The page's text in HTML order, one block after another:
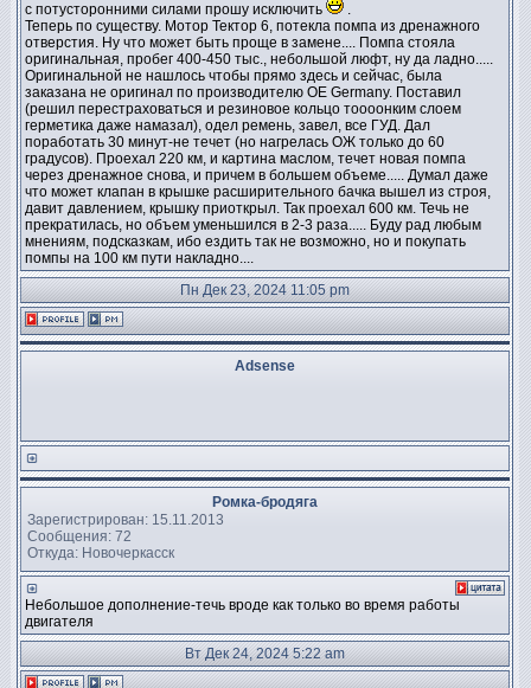
с потусторонними силами прошу исключить
.
Теперь по существу. Мотор Тектор 6, потекла помпа из дренажного
отверстия. Ну что может быть проще в замене.... Помпа стояла
оригинальная, пробег 400-450 тыс., небольшой люфт, ну да ладно.....
Оригинальной не нашлось чтобы прямо здесь и сейчас, была
заказана не оригинал по производителю ОЕ Germany. Поставил
(решил перестраховаться и резиновое кольцо тоооонким слоем
герметика даже намазал), одел ремень, завел, все ГУД. Дал
поработать 30 минут-не течет (но нагрелась ОЖ только до 60
градусов). Проехал 220 км, и картина маслом, течет новая помпа
через дренажное снова, и причем в большем объеме..... Думал даже
что может клапан в крышке расширительного бачка вышел из строя,
давит давлением, крышку приоткрыл. Так проехал 600 км. Течь не
прекратилась, но объем уменьшился в 2-3 раза..... Буду рад любым
мнениям, подсказкам, ибо ездить так не возможно, но и покупать
помпы на 100 км пути накладно....
Пн Дек 23, 2024 11:05 pm
Adsense
Ромка-бродяга
Зарегистрирован: 15.11.2013
Сообщения: 72
Откуда: Новочеркасск
Небольшое дополнение-течь вроде как только во время работы
двигателя
Вт Дек 24, 2024 5:22 am